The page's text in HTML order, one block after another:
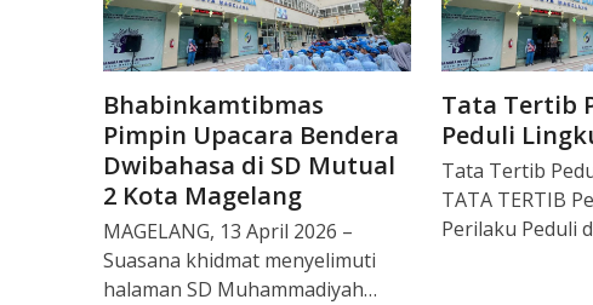
Bhabinkamtibmas
Pimpin Upacara Bendera
Dwibahasa di SD Mutual
2 Kota Magelang
MAGELANG, 13 April 2026 –
Suasana khidmat menyelimuti
halaman SD Muhammadiyah…
Tata Tertib
Peduli
Tata Tertib
TATA TERTIB
Perilaku Peduli